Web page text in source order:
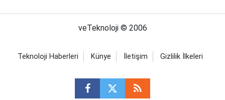
veTeknoloji © 2006
Teknoloji Haberleri Künye İletişim Gizlilik İlkeleri